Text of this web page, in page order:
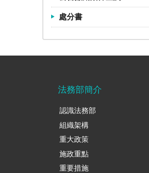
處分書
法務部簡介
認識法務部
組織架構
重大政策
施政重點
重要措施